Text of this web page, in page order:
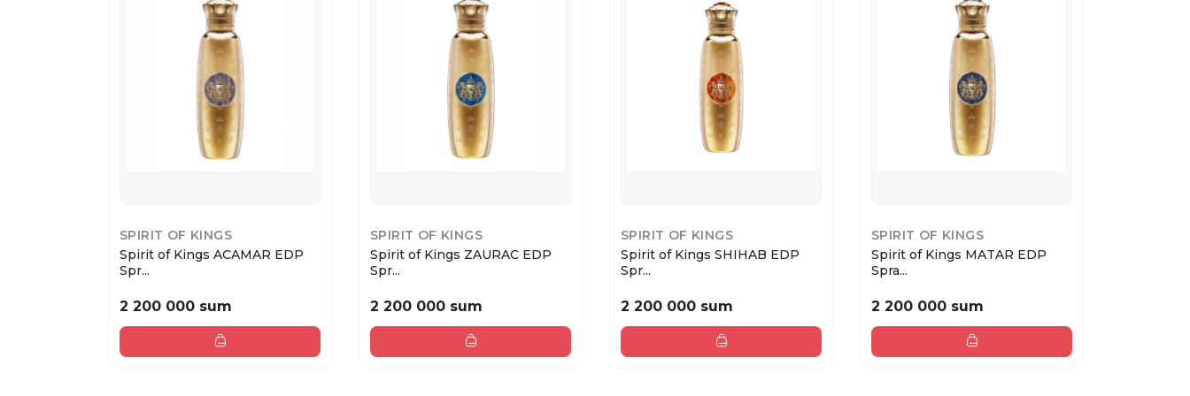
SPIRIT OF KINGS
Spirit of Kings ACAMAR EDP
Spr...
2 200 000 sum
SPIRIT OF KINGS
Spirit of Kings ZAURAC EDP
Spr...
2 200 000 sum
SPIRIT OF KINGS
Spirit of Kings SHIHAB EDP
Spr...
2 200 000 sum
SPIRIT OF KINGS
Spirit of Kings MATAR EDP
Spra...
2 200 000 sum